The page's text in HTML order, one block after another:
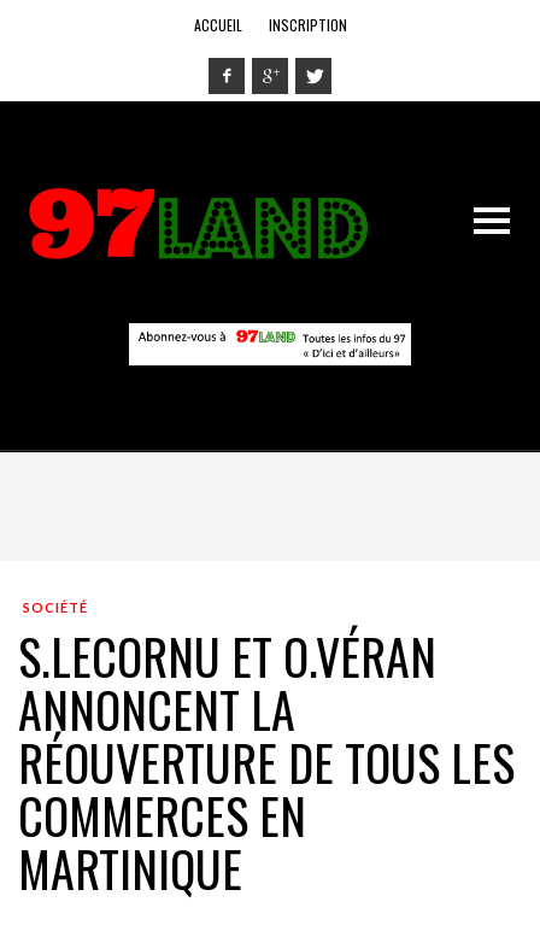
ACCUEIL INSCRIPTION
SOCIÉTÉ
S.LECORNU ET O.VÉRAN
ANNONCENT LA
RÉOUVERTURE DE TOUS LES
COMMERCES EN
MARTINIQUE